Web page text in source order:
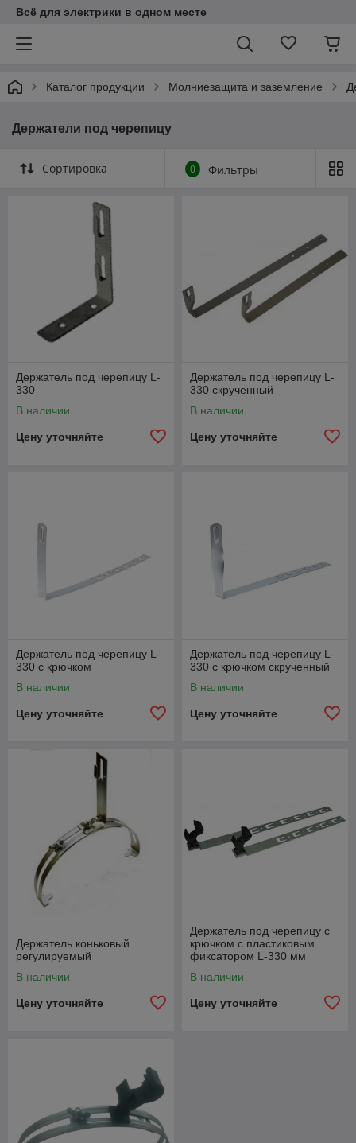
Всё для электрики в одном месте
Каталог продукции Молниезащита и заземление
Держатели под черепицу
Сортировка 0 Фильтры
Держатель под черепицу L-
330
В наличии
Цену уточняйте
Держатель под черепицу L-
330 скрученный
В наличии
Цену уточняйте
Держатель под черепицу L-
330 с крючком
В наличии
Цену уточняйте
Держатель под черепицу L-
330 с крючком скрученный
В наличии
Цену уточняйте
Держатель коньковый
регулируемый
В наличии
Цену уточняйте
Держатель под черепицу с
крючком с пластиковым
фиксатором L-330 мм
В наличии
Цену уточняйте